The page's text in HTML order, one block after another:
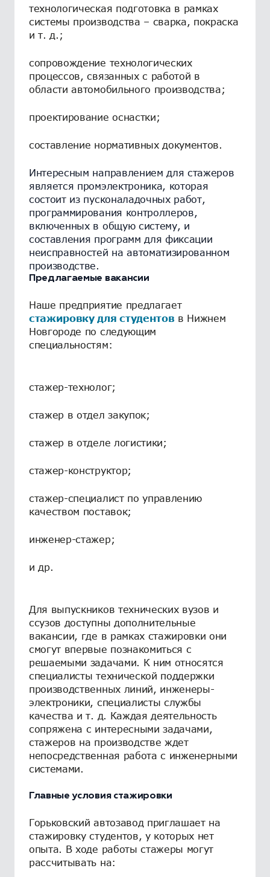
технологическая подготовка в рамках
системы производства – сварка, покраска
и т. д.;
сопровождение технологических
процессов, связанных с работой в
области автомобильного производства;
проектирование оснастки;
составление нормативных документов.
Интересным направлением для стажеров
является промэлектроника, которая
состоит из пусконаладочных работ,
программирования контроллеров,
включенных в общую систему, и
составления программ для фиксации
неисправностей на автоматизированном
производстве.
Предлагаемые вакансии
Наше предприятие предлагает
стажировку для студентов в Нижнем
Новгороде по следующим
специальностям:
стажер-технолог;
стажер в отдел закупок;
стажер в отделе логистики;
стажер-конструктор;
стажер-специалист по управлению
качеством поставок;
инженер-стажер;
и др.
Для выпускников технических вузов и
ссузов доступны дополнительные
вакансии, где в рамках стажировки они
смогут впервые познакомиться с
решаемыми задачами. К ним относятся
специалисты технической поддержки
производственных линий, инженеры-
электроники, специалисты службы
качества и т. д. Каждая деятельность
сопряжена с интересными задачами,
стажеров на производстве ждет
непосредственная работа с инженерными
системами.
Главные условия стажировки
Горьковский автозавод приглашает на
стажировку студентов, у которых нет
опыта. В ходе работы стажеры могут
рассчитывать на: